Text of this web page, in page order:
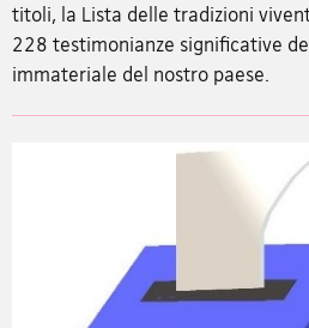
titoli, la Lista delle tradizioni
228 testimonianze significative
immateriale del nostro paese.